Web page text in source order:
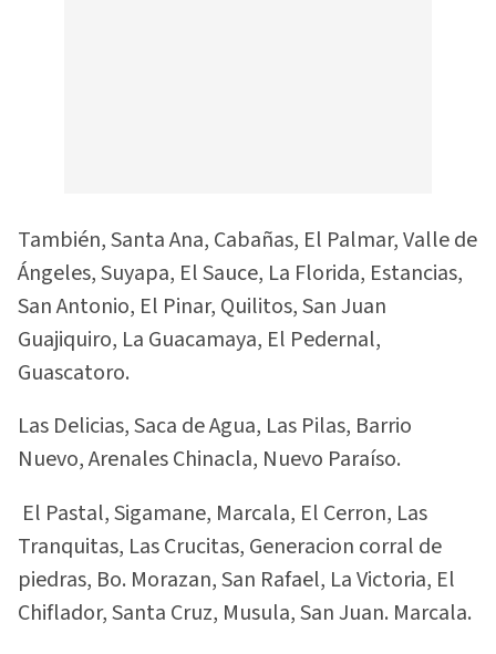
También, Santa Ana, Cabañas, El Palmar, Valle de
Ángeles, Suyapa, El Sauce, La Florida, Estancias,
San Antonio, El Pinar, Quilitos, San Juan
Guajiquiro, La Guacamaya, El Pedernal,
Guascatoro.
Las Delicias, Saca de Agua, Las Pilas, Barrio
Nuevo, Arenales Chinacla, Nuevo Paraíso.
El Pastal, Sigamane, Marcala, El Cerron, Las
Tranquitas, Las Crucitas, Generacion corral de
piedras, Bo. Morazan, San Rafael, La Victoria, El
Chiflador, Santa Cruz, Musula, San Juan. Marcala.